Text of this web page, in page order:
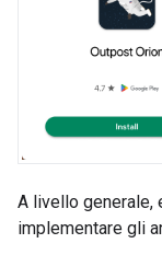
A livello generale,
implementare gli